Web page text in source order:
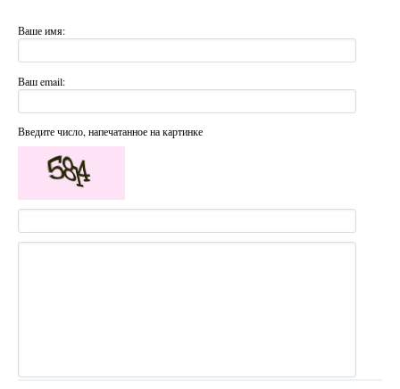
Ваше имя:
Ваш email:
Введите число, напечатанное на картинке